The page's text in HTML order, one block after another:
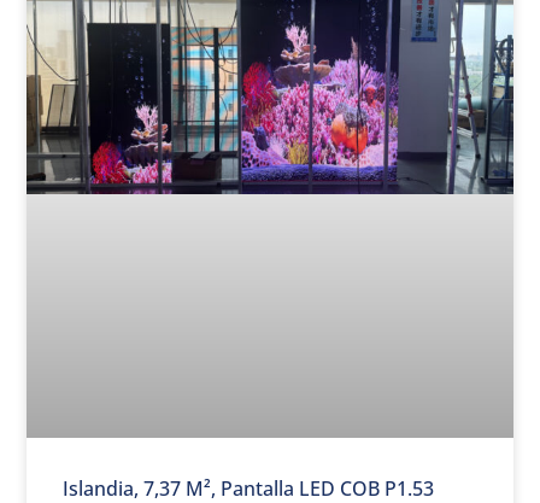
Islandia, 7,37 M², Pantalla LED COB P1.53